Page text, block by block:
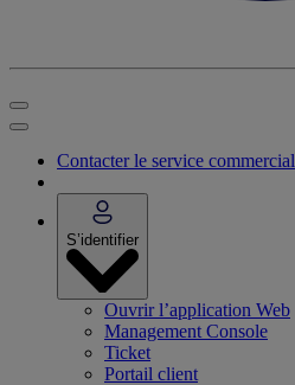
Contacter le service commercial
S’identifier
Ouvrir l’application Web
Management Console
Ticket
Portail client